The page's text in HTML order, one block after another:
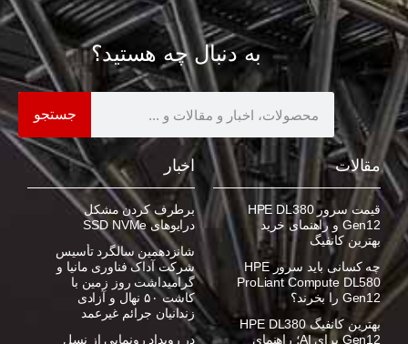
به دنبال چه هستید؟
جستجو
مقالات
قیمت سرور HPE DL380
Gen12 و راهنمای خرید
بهترین کانفیگ
چه کسانی باید سرور HPE
ProLiant Compute DL580
Gen12 را بخرند؟
بهترین کانفیگ HPE DL380
Gen12 برای AI؛ راهنمای
اخبار
برطرف کردن مشکل
درایوهای SSD NVMe
شانزدهمین سالگرد تأسیس
شرکت آداک فناوری مانیا و
گرامیداشت روز زمین با
کاشت ۵۰ نهال و آزادی
زندانیان جرائم غیرعمد
در رویداد رونمایی از نسل